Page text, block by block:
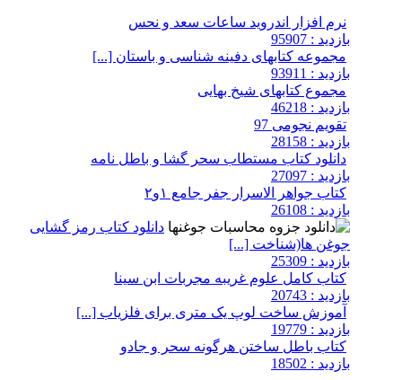
نرم افزار اندروید ساعات سعد و نحس
بازدید : 95907
مجموعه کتابهای دفینه شناسی و باستان [...]
بازدید : 93911
مجموع کتابهای شیخ بهایی
بازدید : 46218
تقویم نجومی 97
بازدید : 28158
دانلود کتاب مستطاب سحر گشا و باطل نامه
بازدید : 27097
کتاب جواهر الاسرار جفر جامع ۱و۲
بازدید : 26108
دانلود کتاب رمز گشایی
جوغن ها(شناخت [...]
بازدید : 25309
کتاب کامل علوم غریبه مجربات ابن سینا
بازدید : 20743
آموزش ساخت لوپ یک متری برای فلزیاب [...]
بازدید : 19779
کتاب باطل ساختن هرگونه سحر و جادو
بازدید : 18502